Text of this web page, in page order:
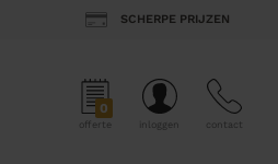
SCHERPE PRIJZEN
0
offerte inloggen contact